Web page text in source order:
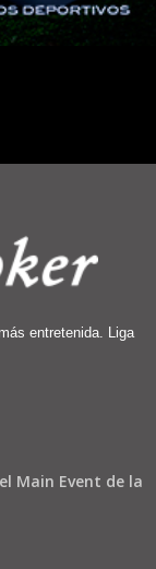
entretenida. Liga
Main Event de la